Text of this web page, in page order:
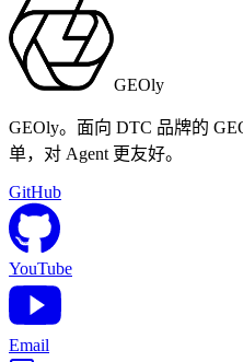
GEOly
GEOly。面向 DTC 品牌的
单，对 Agent 更友好。
GitHub
YouTube
Email